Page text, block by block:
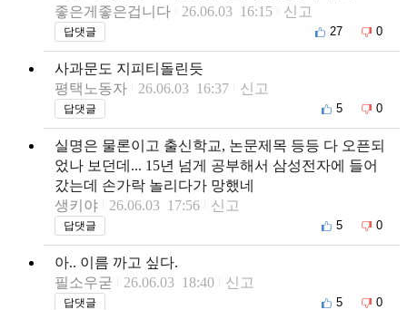
좋은게좋은겁니다
26.06.03 16:15 신고
답댓글 27 0
사과문도 지피티돌린듯
평택노동자
26.06.03 16:37 신고
답댓글 5 0
실명은 물론이고 출신학교, 논문제목 등등 다 오픈되
었나 보던데... 15년 넘게 공부해서 삼성전자에 들어
갔는데 손가락 놀리다가 망했네
생키야
26.06.03 17:56 신고
답댓글 5 0
아.. 이름 까고 싶다.
필소우굳
26.06.03 18:40 신고
답댓글 5 0